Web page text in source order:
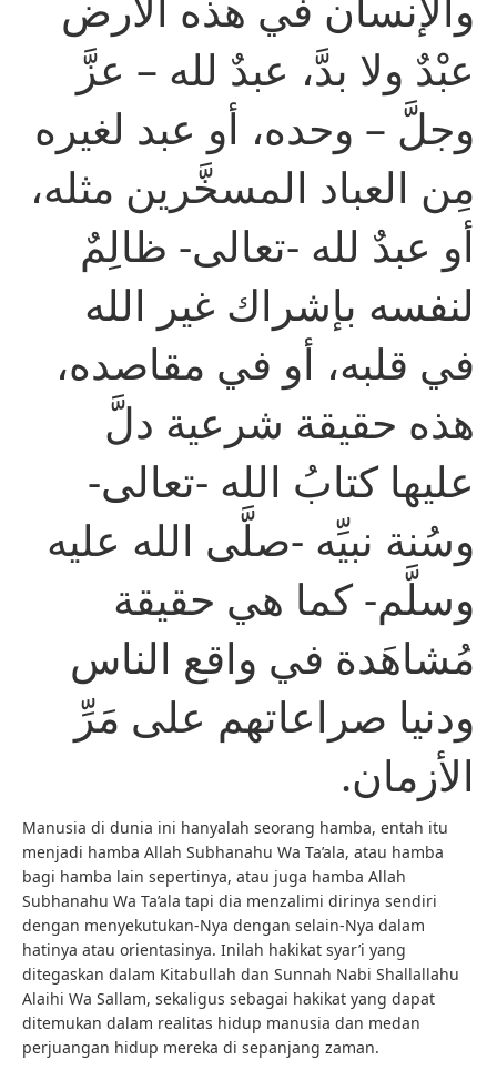
عبْدٌ ولا بدَّ، عبدٌ لله – عزَّ
وجلَّ – وحده، أو عبد لغيره
مِن العباد المسخَّرين مثله،
أو عبدٌ لله -تعالى- ظالِمٌ
لنفسه بإشراك غير الله
في قلبه، أو في مقاصده،
هذه حقيقة شرعية دلَّ
عليها كتابُ الله -تعالى-
وسُنة نبيِّه -صلَّى الله عليه
وسلَّم- كما هي حقيقة
مُشاهَدة في واقع الناس
ودنيا صراعاتهم على مَرِّ
الأزمان.
Manusia di dunia ini hanyalah seorang hamba, entah itu
menjadi hamba Allah Subhanahu Wa Ta’ala, atau hamba
bagi hamba lain sepertinya, atau juga hamba Allah
Subhanahu Wa Ta’ala tapi dia menzalimi dirinya sendiri
dengan menyekutukan-Nya dengan selain-Nya dalam
hatinya atau orientasinya. Inilah hakikat syar’i yang
ditegaskan dalam Kitabullah dan Sunnah Nabi Shallallahu
Alaihi Wa Sallam, sekaligus sebagai hakikat yang dapat
ditemukan dalam realitas hidup manusia dan medan
perjuangan hidup mereka di sepanjang zaman.